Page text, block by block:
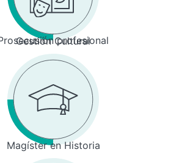
profesional
Gestión Cultural
Magíster en Historia